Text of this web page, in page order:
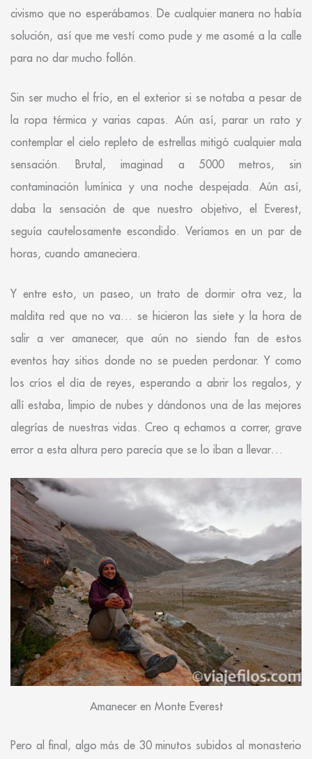
civismo que no esperábamos. De cualquier manera no había
solución, así que me vestí como pude y me asomé a la calle
para no dar mucho follón.
Sin ser mucho el frío, en el exterior si se notaba a pesar de
la ropa térmica y varias capas. Aún así, parar un rato y
contemplar el cielo repleto de estrellas mitigó cualquier mala
sensación. Brutal, imaginad a 5000 metros, sin
contaminación lumínica y una noche despejada. Aún así,
daba la sensación de que nuestro objetivo, el Everest,
seguía cautelosamente escondido. Veríamos en un par de
horas, cuando amaneciera.
Y entre esto, un paseo, un trato de dormir otra vez, la
maldita red que no va… se hicieron las siete y la hora de
salir a ver amanecer, que aún no siendo fan de estos
eventos hay sitios donde no se pueden perdonar. Y como
los críos el día de reyes, esperando a abrir los regalos, y
allí estaba, limpio de nubes y dándonos una de las mejores
alegrías de nuestras vidas. Creo q echamos a correr, grave
error a esta altura pero parecía que se lo iban a llevar…
Amanecer en Monte Everest
Pero al final, algo más de 30 minutos subidos al monasterio